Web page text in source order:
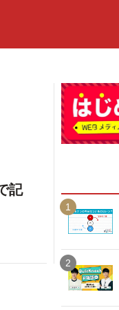
記
1
2